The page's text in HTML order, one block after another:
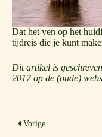
Dat het ven op het
tijdreis die je kunt
Dit artikel is
2017 op de (oude)
Vorige